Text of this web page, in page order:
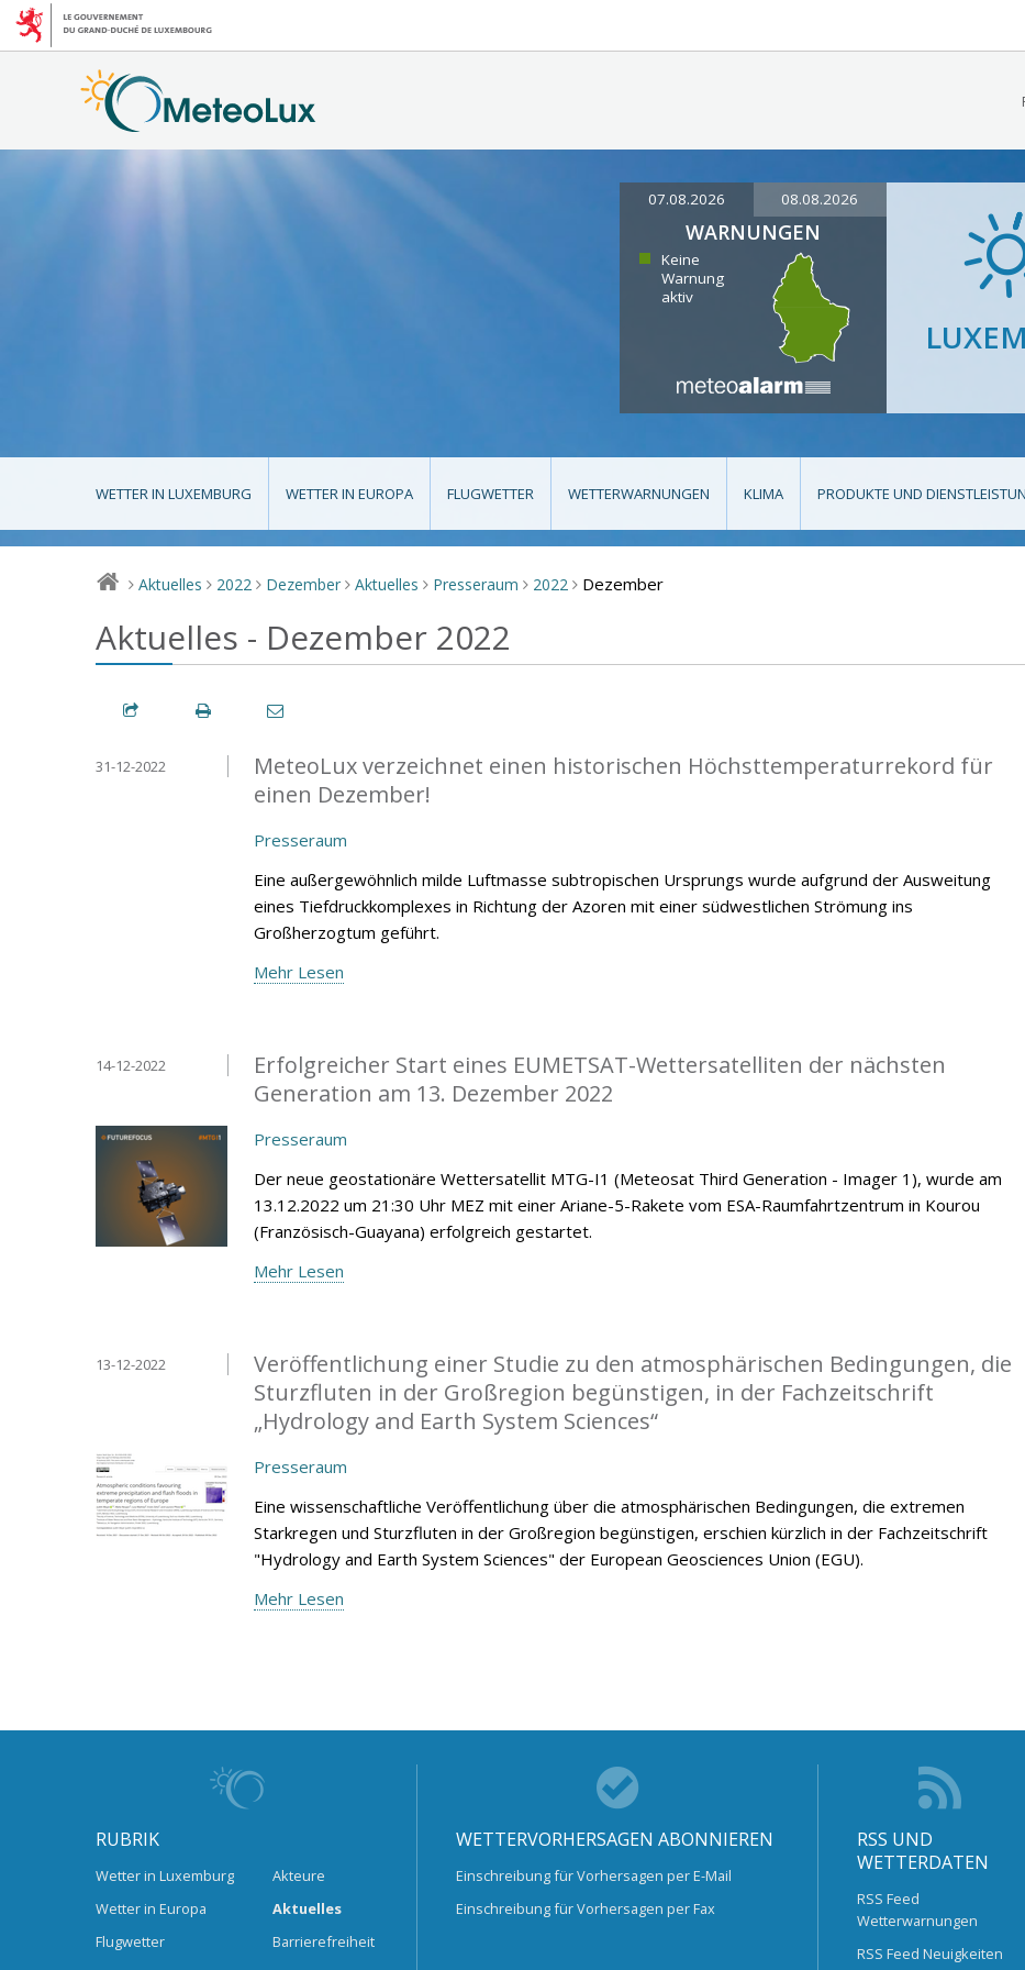
07.08.2026 08.08.2026
WARNUNGEN
Keine
Warnung
aktiv
WETTER IN LUXEMBURG WETTER IN EUROPA FLUGWETTER WETTERWARNUNGEN KLIMA PRODUKTE UND
> Aktuelles > 2022 > Dezember > Aktuelles > Presseraum > 2022 > Dezember
Aktuelles - Dezember 2022
MeteoLux verzeichnet einen historischen Höchsttemperaturrekord für
einen Dezember!
31-12-2022
Presseraum
Eine außergewöhnlich milde Luftmasse subtropischen Ursprungs wurde aufgrund der Ausweitung
eines Tiefdruckkomplexes in Richtung der Azoren mit einer südwestlichen Strömung ins
Großherzogtum geführt.
Mehr Lesen
Erfolgreicher Start eines EUMETSAT-Wettersatelliten der nächsten
Generation am 13. Dezember 2022
14-12-2022
Presseraum
Der neue geostationäre Wettersatellit MTG-I1 (Meteosat Third Generation - Imager 1), wurde am
13.12.2022 um 21:30 Uhr MEZ mit einer Ariane-5-Rakete vom ESA-Raumfahrtzentrum in Kourou
(Französisch-Guayana) erfolgreich gestartet.
Mehr Lesen
Veröffentlichung einer Studie zu den atmosphärischen Bedingungen, die
Sturzfluten in der Großregion begünstigen, in der Fachzeitschrift
„Hydrology and Earth System Sciences“
13-12-2022
Presseraum
Eine wissenschaftliche Veröffentlichung über die atmosphärischen Bedingungen, die extremen
Starkregen und Sturzfluten in der Großregion begünstigen, erschien kürzlich in der Fachzeitschrift
"Hydrology and Earth System Sciences" der European Geosciences Union (EGU).
Mehr Lesen
RUBRIK
Wetter in Luxemburg
Wetter in Europa
Flugwetter
Akteure
Aktuelles
Barrierefreiheit
WETTERVORHERSAGEN ABONNIEREN
Einschreibung für Vorhersagen per E-Mail
Einschreibung für Vorhersagen per Fax
RSS UND
WETTERDATEN
RSS Feed
Wetterwarnungen
RSS Feed Neuigkeiten